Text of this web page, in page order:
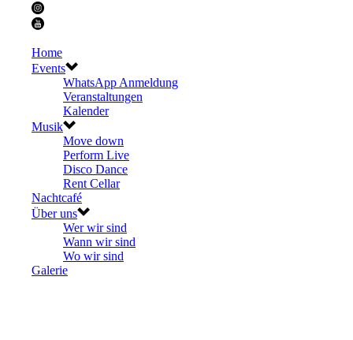
Home
Events
WhatsApp Anmeldung
Veranstaltungen
Kalender
Musik
Move down
Perform Live
Disco Dance
Rent Cellar
Nachtcafé
Über uns
Wer wir sind
Wann wir sind
Wo wir sind
Galerie